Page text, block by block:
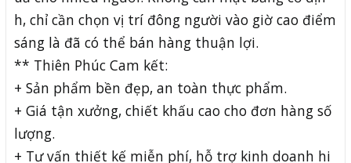
h, chỉ cần chọn vị trí đông người vào giờ cao điểm
sáng là đã có thể bán hàng thuận lợi.
** Thiên Phúc Cam kết:
+ Sản phẩm bền đẹp, an toàn thực phẩm.
+ Giá tận xưởng, chiết khấu cao cho đơn hàng số
lượng.
+ Tư vấn thiết kế miễn phí, hỗ trợ kinh doanh hi